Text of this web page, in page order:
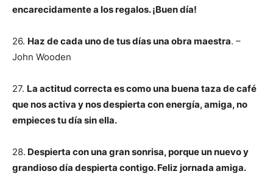
encarecidamente a los regalos. ¡Buen día!
26. Haz de cada uno de tus días una obra maestra. –
John Wooden
27. La actitud correcta es como una buena taza de café
que nos activa y nos despierta con energía, amiga, no
empieces tu día sin ella.
28. Despierta con una gran sonrisa, porque un nuevo y
grandioso día despierta contigo. Feliz jornada amiga.